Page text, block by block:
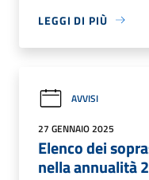
LEGGI DI PIÙ
AVVISI
27 GENNAIO 2025
Elenco dei
nella annualità